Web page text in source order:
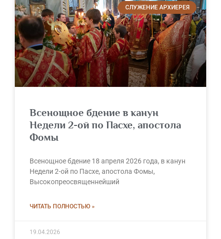
СЛУЖЕНИЕ АРХИЕРЕЯ
Всенощное бдение в канун
Недели 2-ой по Пасхе, апостола
Фомы
Всенощное бдение 18 апреля 2026 года, в канун
Недели 2-ой по Пасхе, апостола Фомы,
Высокопреосвященнейший
ЧИТАТЬ ПОЛНОСТЬЮ »
19.04.2026